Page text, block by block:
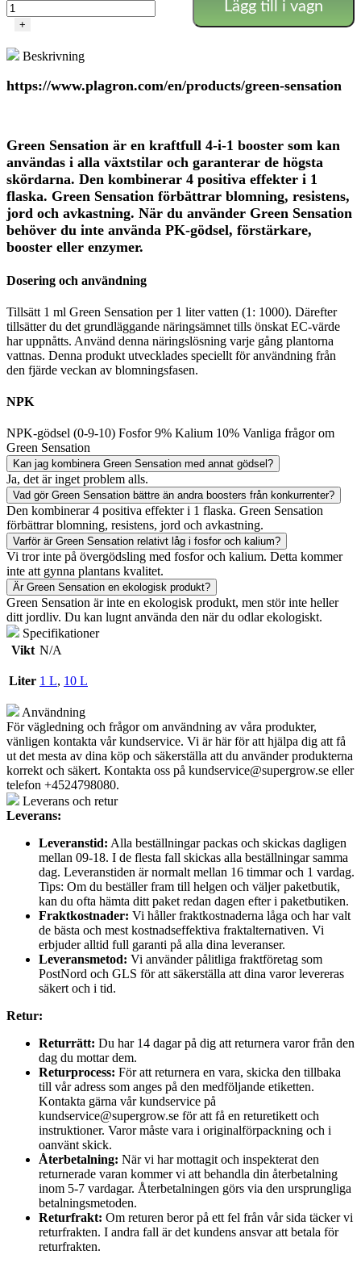
Sensation
-
mängd
+
Lägg till i vagn
Beskrivning
https://www.plagron.com/en/products/green-sensation
Green Sensation är en kraftfull 4-i-1 booster som kan
användas i alla växtstilar och garanterar de högsta
skördarna. Den kombinerar 4 positiva effekter i 1
flaska. Green Sensation förbättrar blomning, resistens,
jord och avkastning. När du använder Green Sensation
behöver du inte använda PK-gödsel, förstärkare,
booster eller enzymer.
Dosering och användning
Tillsätt 1 ml Green Sensation per 1 liter vatten (1: 1000). Därefter
tillsätter du det grundläggande näringsämnet tills önskat EC-värde
har uppnåtts. Använd denna näringslösning varje gång plantorna
vattnas. Denna produkt utvecklades speciellt för användning från
den fjärde veckan av blomningsfasen.
NPK
NPK-gödsel (0-9-10) Fosfor 9% Kalium 10% Vanliga frågor om
Green Sensation
Kan jag kombinera Green Sensation med annat gödsel?
Ja, det är inget problem alls.
Vad gör Green Sensation bättre än andra boosters från konkurrenter?
Den kombinerar 4 positiva effekter i 1 flaska. Green Sensation
förbättrar blomning, resistens, jord och avkastning.
Varför är Green Sensation relativt låg i fosfor och kalium?
Vi tror inte på övergödsling med fosfor och kalium. Detta kommer
inte att gynna plantans kvalitet.
Är Green Sensation en ekologisk produkt?
Green Sensation är inte en ekologisk produkt, men stör inte heller
ditt jordliv. Du kan lugnt använda den när du odlar ekologiskt.
Specifikationer
Vikt N/A
Liter 1 L, 10 L
Användning
För vägledning och frågor om användning av våra produkter,
vänligen kontakta vår kundservice. Vi är här för att hjälpa dig att få
ut det mesta av dina köp och säkerställa att du använder produkterna
korrekt och säkert. Kontakta oss på kundservice@supergrow.se eller
telefon +4524798080.
Leverans och retur
Leverans:
Leveranstid: Alla beställningar packas och skickas dagligen
mellan 09-18. I de flesta fall skickas alla beställningar samma
dag. Leveranstiden är normalt mellan 16 timmar och 1 vardag.
Tips: Om du beställer fram till helgen och väljer paketbutik,
kan du ofta hämta ditt paket redan dagen efter i paketbutiken.
Fraktkostnader: Vi håller fraktkostnaderna låga och har valt
de bästa och mest kostnadseffektiva fraktalternativen. Vi
erbjuder alltid full garanti på alla dina leveranser.
Leveransmetod: Vi använder pålitliga fraktföretag som
PostNord och GLS för att säkerställa att dina varor levereras
säkert och i tid.
Retur:
Returrätt: Du har 14 dagar på dig att returnera varor från den
dag du mottar dem.
Returprocess: För att returnera en vara, skicka den tillbaka
till vår adress som anges på den medföljande etiketten.
Kontakta gärna vår kundservice på
kundservice@supergrow.se för att få en returetikett och
instruktioner. Varor måste vara i originalförpackning och i
oanvänt skick.
Återbetalning: När vi har mottagit och inspekterat den
returnerade varan kommer vi att behandla din återbetalning
inom 5-7 vardagar. Återbetalningen görs via den ursprungliga
betalningsmetoden.
Returfrakt: Om returen beror på ett fel från vår sida täcker vi
returfrakten. I andra fall är det kundens ansvar att betala för
returfrakten.